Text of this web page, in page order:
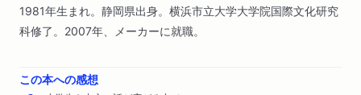
第10章 聖職者による君主政体――学級代表まなぶくんの脅威
第11章 傭兵について――ふとしくんとはじめくんの怠惰
第13章 君主が行うべき軍事訓練――夏休みの戦略
第14章 君主が褒められたり貶されたりすることについて――
1981年生まれ。静岡県出身。横浜市立大学大学院国際文化研究
科修了。2007年、メーカーに就職。
この本への感想